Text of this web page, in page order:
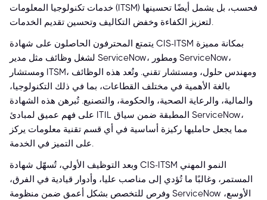
خدمات تكنولوجيا المعلومات (ITSM) فحسب، بل يشمل أيضًا تحسينها
لتعزيز الكفاءة وخفض التكاليف وتحسين تقديم الخدمات.
يتمتع المحترفون الحاصلون على شهادة CIS-ITSM بمكانة مميزة
لشغل وظائف مثل مدير ServiceNow، ومطور ServiceNow،
ومستشار ITSM، ومهندس حلول، ومستشار تقني. وتُعد هذه الوظائف
بالغة الأهمية في مختلف القطاعات، بما في ذلك التكنولوجيا،
والمالية، والرعاية الصحية، والحكومة، والتصنيع. تُبرهن هذه الشهادة
على فهم عميق لمبادئ ITIL المطبقة ضمن سياق ServiceNow،
مما يجعل حامليها ركيزة أساسية في أي قسم تقنية معلومات يركز
على التميز في الخدمة.
وبعد التوظيف الأولي، تُسهّل شهادة CIS-ITSM النمو المهني
المستمر، وغالبًا ما تُؤدي إلى مناصب عليا، وأدوار قيادية في الفرق،
وفرص للتخصص بشكل أعمق ضمن منظومة ServiceNow الأوسع،